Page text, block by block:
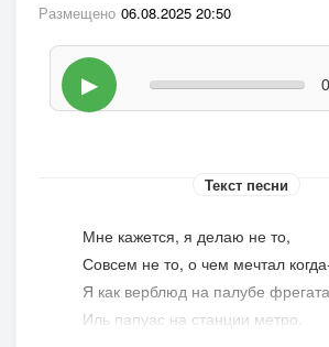
Размещено 06.08.2025 20:50
▶
Текст песни
Мне кажется, я делаю не то,
Совсем не то, о чем мечтал
Я как верблюд на палубе фрегата
Иль папуас на станции метро.